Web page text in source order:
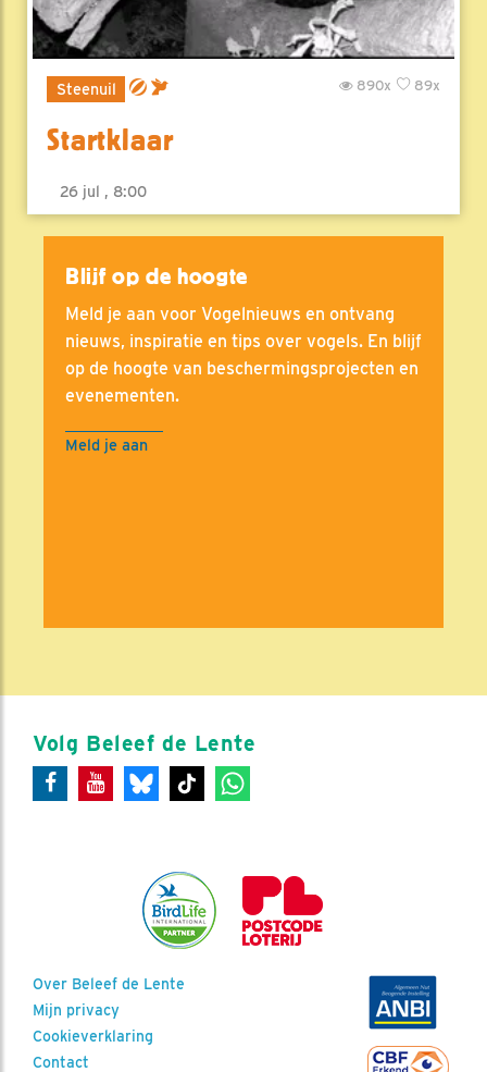
Steenuil 89x
890x
Startklaar
26 jul , 8:00
Blijf op de hoogte
Meld je aan voor Vogelnieuws en ontvang
nieuws, inspiratie en tips over vogels. En blijf
op de hoogte van beschermingsprojecten en
evenementen.
Meld je aan
Volg Beleef de Lente
Over Beleef de Lente
Mijn privacy
Cookieverklaring
Contact